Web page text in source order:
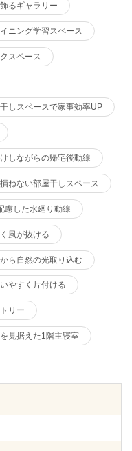
るギャラリー
ニング学習スペース
スペース
しスペースで家事効率UP
しながらの帰宅後動線
ねない部屋干しスペース
慮した水廻り動線
風が抜ける
ら自然の光取り込む
やすく片付ける
リー
見据えた1階主寝室